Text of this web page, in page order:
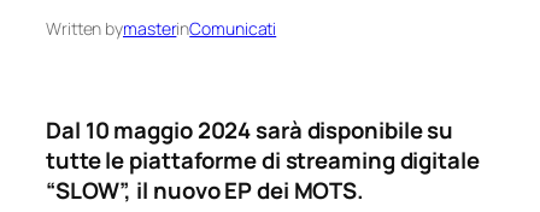
Written bymasterinComunicati
Dal 10 maggio 2024 sarà disponibile su
tutte le piattaforme di streaming digitale
“SLOW”, il nuovo EP dei MOTS.